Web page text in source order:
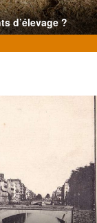
d’élevage ?